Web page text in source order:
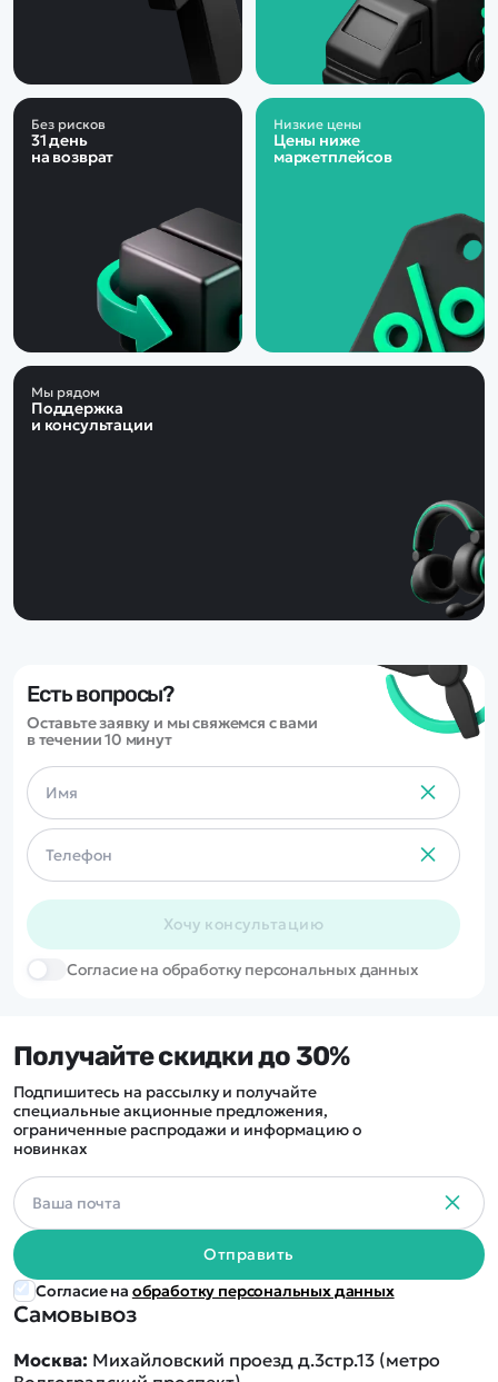
Без рисков
31 день
на возврат
Низкие цены
Цены ниже
маркетплейсов
Мы рядом
Поддержка
и консультации
Есть вопросы?
Оставьте заявку и мы свяжемся с вами
в течении 10 минут
Хочу консультацию
Cогласие на обработку персональных данных
Самовывоз
Москва: Михайловский проезд д.3стр.13 (метро
Получайте скидки до 30%
Подпишитесь на рассылку и получайте
специальные акционные предложения,
ограниченные распродажи и информацию о
новинках
Отправить
Согласие на обработку персональных данных